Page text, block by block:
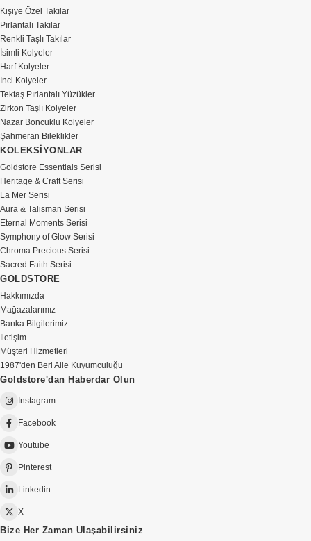
Kişiye Özel Takılar
Pırlantalı Takılar
Renkli Taşlı Takılar
İsimli Kolyeler
Harf Kolyeler
İnci Kolyeler
Tektaş Pırlantalı Yüzükler
Zirkon Taşlı Kolyeler
Nazar Boncuklu Kolyeler
Şahmeran Bileklikler
KOLEKSİYONLAR
Goldstore Essentials Serisi
Heritage & Craft Serisi
La Mer Serisi
Aura & Talisman Serisi
Eternal Moments Serisi
Symphony of Glow Serisi
Chroma Precious Serisi
Sacred Faith Serisi
GOLDSTORE
Hakkımızda
Mağazalarımız
Banka Bilgilerimiz
İletişim
Müşteri Hizmetleri
1987'den Beri Aile Kuyumculuğu
Goldstore'dan Haberdar Olun
Instagram
Facebook
Youtube
Pinterest
Linkedin
X
Bize Her Zaman Ulaşabilirsiniz